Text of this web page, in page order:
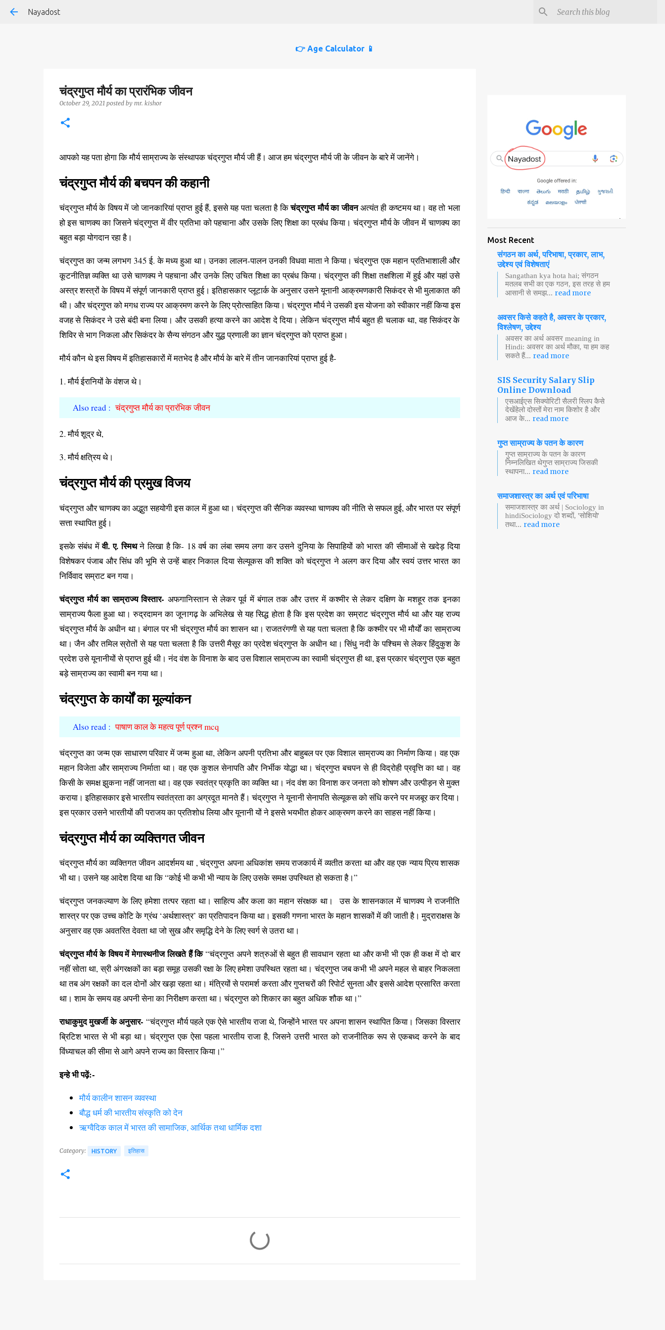
Nayadost
👉 Age Calculator 📱
चंद्रगुप्त मौर्य का प्रारंभिक जीवन
October 29, 2021 posted by mr. kishor
आपको यह पता होगा कि मौर्य साम्राज्य के संस्थापक चंद्रगुप्त मौर्य जी हैं। आज हम चंद्रगुप्त मौर्य जी के जीवन के बारे में जानेंगे।
चंद्रगुप्त मौर्य की बचपन की कहानी
चंद्रगुप्त मौर्य के विषय में जो जानकारियां प्राप्त हुई हैं, इससे यह पता चलता है किचंद्रगुप्त मौर्य का जीवनअत्यंत ही कष्टमय था। वह तो भला
हो इस चाणक्य का जिसने चंद्रगुप्त में वीर प्रतिभा को पहचाना और उसके लिए शिक्षा का प्रबंध किया। चंद्रगुप्त मौर्य के जीवन में चाणक्य का
बहुत बड़ा योगदान रहा है।
चंद्रगुप्त का जन्म लगभग 345 ई. के मध्य हुआ था। उनका लालन-पालन उनकी विधवा माता ने किया। चंद्रगुप्त एक महान प्रतिभाशाली और
कूटनीतिज्ञ व्यक्ति था उसे चाणक्य ने पहचाना और उनके लिए उचित शिक्षा का प्रबंध किया। चंद्रगुप्त की शिक्षा तक्षशिला में हुई और यहां उसे
अस्त्र शस्त्रों के विषय में संपूर्ण जानकारी प्राप्त हुई। इतिहासकार प्लूटार्क के अनुसार उसने यूनानी आक्रमणकारी सिकंदर से भी मुलाकात की
थी। और चंद्रगुप्त को मगध राज्य पर आक्रमण करने के लिए प्रोत्साहित किया। चंद्रगुप्त मौर्य ने उसकी इस योजना को स्वीकार नहीं किया इस
वजह से सिकंदर ने उसे बंदी बना लिया। और उसकी हत्या करने का आदेश दे दिया। लेकिन चंद्रगुप्त मौर्य बहुत ही चलाक था, वह सिकंदर के
शिविर से भाग निकला और सिकंदर के सैन्य संगठन और युद्ध प्रणाली का ज्ञान चंद्रगुप्त को प्राप्त हुआ।
मौर्य कौन थे इस विषय में इतिहासकारों में मतभेद है और मौर्य के बारे में तीन जानकारियां प्राप्त हुई है-
1. मौर्य ईरानियों के वंशज थे।
Also read : चंद्रगुप्त मौर्य का प्रारंभिक जीवन
2. मौर्य शूद्र थे,
3. मौर्य क्षत्रिय थे।
चंद्रगुप्त मौर्य की प्रमुख विजय
चंद्रगुप्त और चाणक्य का अद्भुत सहयोगी इस काल में हुआ था। चंद्रगुप्त की सैनिक व्यवस्था चाणक्य की नीति से सफल हुई, और भारत पर संपूर्ण
सत्ता स्थापित हुई।
इसके संबंध मेंवी. ए. स्मिथने लिखा है कि- 18 वर्ष का लंबा समय लगा कर उसने दुनिया के सिपाहियों को भारत की सीमाओं से खदेड़ दिया
विशेषकर पंजाब और सिंध की भूमि से उन्हें बाहर निकाल दिया सेल्यूकस की शक्ति को चंद्रगुप्त ने अलग कर दिया और स्वयं उत्तर भारत का
निर्विवाद सम्राट बन गया।
चंद्रगुप्त मौर्य का साम्राज्य विस्तार- अफगानिस्तान से लेकर पूर्व में बंगाल तक और उत्तर में कश्मीर से लेकर दक्षिण के मशहूर तक इनका
साम्राज्य फैला हुआ था। रुद्रदामन का जूनागढ़ के अभिलेख से यह सिद्ध होता है कि इस प्रदेश का सम्राट चंद्रगुप्त मौर्य था और यह राज्य
चंद्रगुप्त मौर्य के अधीन था। बंगाल पर भी चंद्रगुप्त मौर्य का शासन था। राजतरंगणी से यह पता चलता है कि कश्मीर पर भी मौर्यों का साम्राज्य
था। जैन और तमिल स्रोतों से यह पता चलता है कि उत्तरी मैसूर का प्रदेश चंद्रगुप्त के अधीन था। सिंधु नदी के पश्चिम से लेकर हिंदुकुश के
प्रदेश उसे यूनानीयों से प्राप्त हुई थी। नंद वंश के विनाश के बाद उस विशाल साम्राज्य का स्वामी चंद्रगुप्त ही था, इस प्रकार चंद्रगुप्त एक बहुत
बड़े साम्राज्य का स्वामी बन गया था।
चंद्रगुप्त के कार्यों का मूल्यांकन
Also read : पाषाण काल के महत्व पूर्ण प्रश्न mcq
चंद्रगुप्त का जन्म एक साधारण परिवार में जन्म हुआ था, लेकिन अपनी प्रतिभा और बाहुबल पर एक विशाल साम्राज्य का निर्माण किया। वह एक
महान विजेता और साम्राज्य निर्माता था। वह एक कुशल सेनापति और निर्भीक योद्धा था। चंद्रगुप्त बचपन से ही विद्रोही प्रवृत्ति का था। वह
किसी के समक्ष झुकना नहीं जानता था। वह एक स्वतंत्र प्रकृति का व्यक्ति था। नंद वंश का विनाश कर जनता को शोषण और उत्पीड़न से मुक्त
कराया। इतिहासकार इसे भारतीय स्वतंत्रता का अग्रदूत मानते हैं। चंद्रगुप्त ने यूनानी सेनापति सेल्यूकस को संधि करने पर मजबूर कर दिया।
इस प्रकार उसने भारतीयों की पराजय का प्रतिशोध लिया और यूनानी यों ने इससे भयभीत होकर आक्रमण करने का साहस नहीं किया।
चंद्रगुप्त मौर्य का व्यक्तिगत जीवन
चंद्रगुप्त मौर्य का व्यक्तिगत जीवन आदर्शमय था , चंद्रगुप्त अपना अधिकांश समय राजकार्य में व्यतीत करता था और वह एक न्याय प्रिय शासक
भी था। उसने यह आदेश दिया था कि “कोई भी कभी भी न्याय के लिए उसके समक्ष उपस्थित हो सकता है।”
चंद्रगुप्त जनकल्याण के लिए हमेशा तत्पर रहता था। साहित्य और कला का महान संरक्षक था। ‌ उस के शासनकाल में चाणक्य ने राजनीति
शास्त्र पर एक उच्च कोटि के ग्रंथ ‘अर्थशास्त्र’ का प्रतिपादन किया था। इसकी गणना भारत के महान शासकों में की जाती है। मुद्राराक्षस के
अनुसार वह एक अवतरित देवता था जो सुख और समृद्धि देने के लिए स्वर्ग से उतरा था।
चंद्रगुप्त मौर्य के विषय में मेगास्थनीज लिखते हैं कि“चंद्रगुप्त अपने शत्रुओं से बहुत ही सावधान रहता था और कभी भी एक ही कक्ष में दो बार
नहीं सोता था, स्री अंगरक्षकों का बड़ा समूह उसकी रक्षा के लिए हमेशा उपस्थित रहता था। चंद्रगुप्त जब कभी भी अपने महल से बाहर निकलता
था तब अंग रक्षकों का दल दोनों ओर खड़ा रहता था‌। मंत्रियों से परामर्श करता और गुप्तचरों की रिपोर्ट सुनता और इससे आदेश प्रसारित करता
था। शाम के समय वह अपनी सेना का निरीक्षण करता था। चंद्रगुप्त को शिकार का बहुत अधिक शौक था।”
राधाकुमुद मुखर्जी के अनुसार- “चंद्रगुप्त मौर्य पहले एक ऐसे भारतीय राजा थे, जिन्होंने भारत पर अपना शासन स्थापित किया। जिसका विस्तार
ब्रिटिश भारत से भी बड़ा था। चंद्रगुप्त एक ऐसा पहला भारतीय राजा है, जिसने उत्तरी भारत को राजनीतिक रूप से एकबध्द करने के बाद
विंध्याचल की सीमा से आगे अपने राज्य का विस्तार किया।”
इन्हे भी पढ़ें:-
मौर्य कालीन शासन व्यवस्था
बौद्ध धर्म की भारतीय संस्कृति को देन
ऋग्वैदिक काल में भारत की सामाजिक, आर्थिक तथा धार्मिक दशा
Category: HISTORY इतिहास
Most Recent
संगठन का अर्थ, परिभाषा, प्रकार, लाभ,
उद्देश्य एवं विशेषताएं
Sangathan kya hota hai; संगठन
मतलब सभी का एक गठन, इस तरह से हम
आसानी से समझ... read more
अवसर किसे कहते है, अवसर के प्रकार,
विश्लेषण, उद्देश्य
अवसर का अर्थ अवसर meaning in
Hindi: अवसर का अर्थ मौका, या हम कह
सकते हैं... read more
SIS Security Salary Slip
Online Download
एसआईएस सिक्योरिटी सैलरी स्लिप कैसे
देखेंहेलो दोस्तों मेरा नाम किशोर है और
आज के... read more
गुप्त साम्राज्य के पतन के कारण
गुप्त साम्राज्य के पतन के कारण
निम्नलिखित थेगुप्त साम्राज्य जिसकी
स्थापना... read more
समाजशास्त्र का अर्थ एवं परिभाषा
समाजशास्त्र का अर्थ | Sociology in
hindiSociology दो शब्दों, 'सोशियो'
तथा... read more